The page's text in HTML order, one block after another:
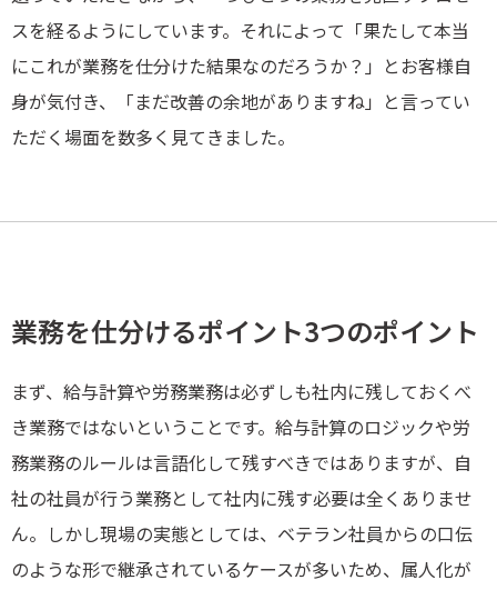
スを経るようにしています。それによって「果たして本当
にこれが業務を仕分けた結果なのだろうか？」とお客様自
身が気付き、「まだ改善の余地がありますね」と言ってい
ただく場面を数多く見てきました。
業務を仕分けるポイント3つのポイント
まず、給与計算や労務業務は必ずしも社内に残しておくべ
き業務ではないということです。給与計算のロジックや労
務業務のルールは言語化して残すべきではありますが、自
社の社員が行う業務として社内に残す必要は全くありませ
ん。しかし現場の実態としては、ベテラン社員からの口伝
のような形で継承されているケースが多いため、属人化が